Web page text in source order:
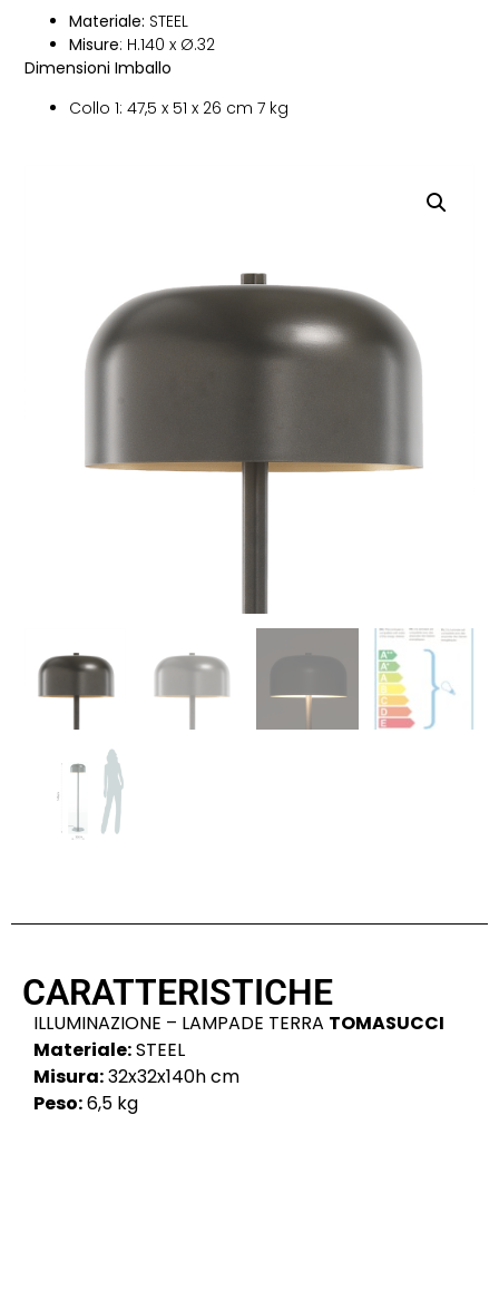
Materiale: STEEL
Misure: H.140 x Ø.32
Dimensioni Imballo
Collo 1: 47,5 x 51 x 26 cm 7 kg
CARATTERISTICHE
ILLUMINAZIONE – LAMPADE TERRA TOMASUCCI
Materiale:STEEL
Misura:32x32x140h cm
Peso:6,5 kg